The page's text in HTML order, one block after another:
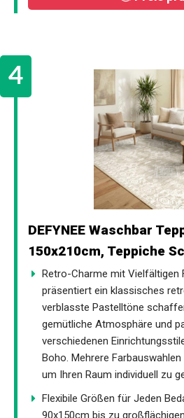
DEFYNEE Waschbar
150x210cm, Teppiche
Retro-Charme mit Vielfältigen
präsentiert ein klassisches
verblasste Pastelltöne
gemütliche Atmosphäre und
verschiedenen
Boho. Mehrere
um Ihren Raum individuell zu
Flexibile Größen für Jeden
90x150cm bis zu